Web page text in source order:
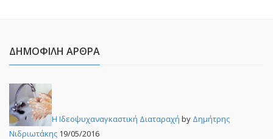
ΔΗΜΟΦΙΛΉ ΆΡΘΡΑ
Η Ιδεοψυχαναγκαστική Διαταραχή by Δημήτρης
Νιδριωτάκης 19/05/2016